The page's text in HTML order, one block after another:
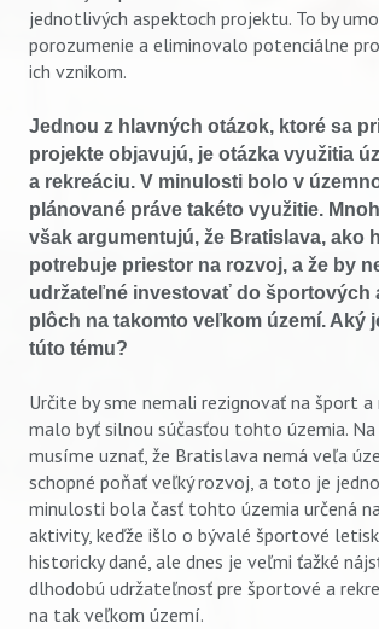
jednotlivých aspektoch projektu. To by
porozumenie a eliminovalo potenciálne
ich vznikom.
Jednou z hlavných otázok, ktoré sa
projekte objavujú, je otázka využitia
a rekreáciu. V minulosti bolo v
plánované práve takéto využitie.
však argumentujú, že Bratislava, ako
potrebuje priestor na rozvoj, a že by
udržateľné investovať do športových
plôch na takomto veľkom území. Aký
túto tému?
Určite by sme nemali rezignovať na šport a
malo byť silnou súčasťou tohto územia.
musíme uznať, že Bratislava nemá veľa
schopné poňať veľký rozvoj, a toto je
minulosti bola časť tohto územia určená
aktivity, keďže išlo o bývalé športové
historicky dané, ale dnes je veľmi ťažké
dlhodobú udržateľnosť pre športové a
na tak veľkom území.